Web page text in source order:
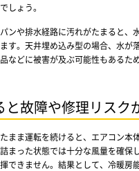
しょう。
ンや排水経路に汚れがたまると、
す。天井埋め込み型の場合、水が
などに被害が及ぶ可能性もあるた
と故障や修理リスク
まま運転を続けると、エアコン本
まった状態では十分な風量を確保
できません。結果として、冷暖房